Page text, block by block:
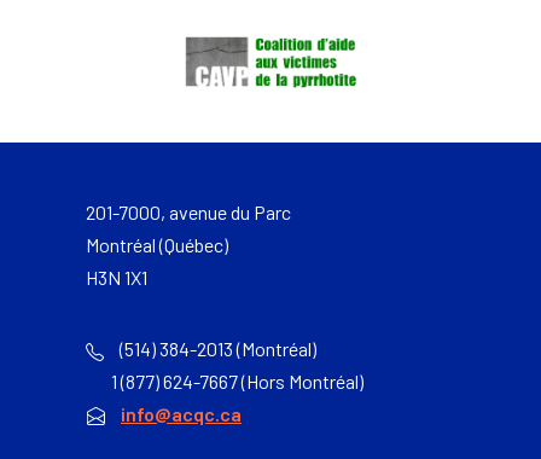
201-7000, avenue du Parc
Montréal (Québec)
H3N 1X1
(514) 384-2013 (Montréal)
1 (877) 624-7667 (Hors Montréal)
info@acqc.ca